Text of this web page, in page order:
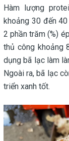
Hàm lượng
khoảng 30 đến
2 phần trăm (%)
thủ công khoảng
dụng bã lạc làm
Ngoài ra, bã lạc
triển xanh tốt.